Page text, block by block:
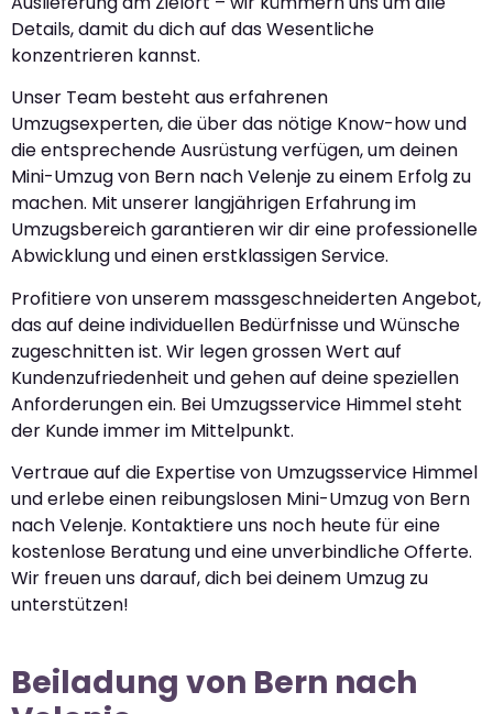
Details, damit du dich auf das Wesentliche
konzentrieren kannst.
Unser Team besteht aus erfahrenen
Umzugsexperten, die über das nötige Know-how und
die entsprechende Ausrüstung verfügen, um deinen
Mini-Umzug von Bern nach Velenje zu einem Erfolg zu
machen. Mit unserer langjährigen Erfahrung im
Umzugsbereich garantieren wir dir eine professionelle
Abwicklung und einen erstklassigen Service.
Profitiere von unserem massgeschneiderten Angebot,
das auf deine individuellen Bedürfnisse und Wünsche
zugeschnitten ist. Wir legen grossen Wert auf
Kundenzufriedenheit und gehen auf deine speziellen
Anforderungen ein. Bei Umzugsservice Himmel steht
der Kunde immer im Mittelpunkt.
Vertraue auf die Expertise von Umzugsservice Himmel
und erlebe einen reibungslosen Mini-Umzug von Bern
nach Velenje. Kontaktiere uns noch heute für eine
kostenlose Beratung und eine unverbindliche Offerte.
Wir freuen uns darauf, dich bei deinem Umzug zu
unterstützen!
Beiladung von Bern nach